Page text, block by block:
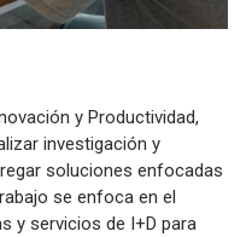
y Productividad,
investigación y
soluciones enfocadas
se enfoca en el
y servicios de I+D para